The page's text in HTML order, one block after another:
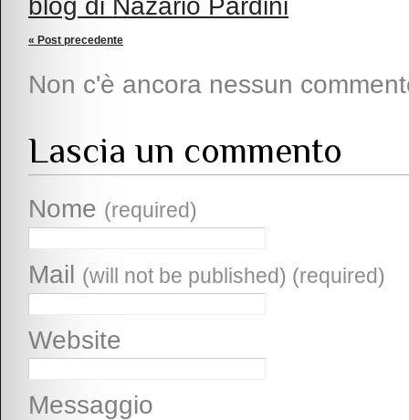
blog di Nazario Pardini
« Post precedente
Non c'è ancora nessun
Lascia un commento
Nome (required)
Mail (will not be published) (required)
Website
Messaggio